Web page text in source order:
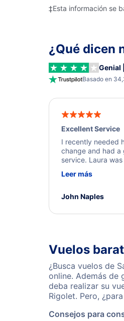
‡Esta información se
¿Qué dicen
Genial
Basado en
Excellent Service
I recently needed
change and had a
service. Laura
a solution and
Leer más
John Naples
Vuelos
¿Busca vuelos de
online. Además de
deba realizar su
Rigolet. Pero,
Consejos para